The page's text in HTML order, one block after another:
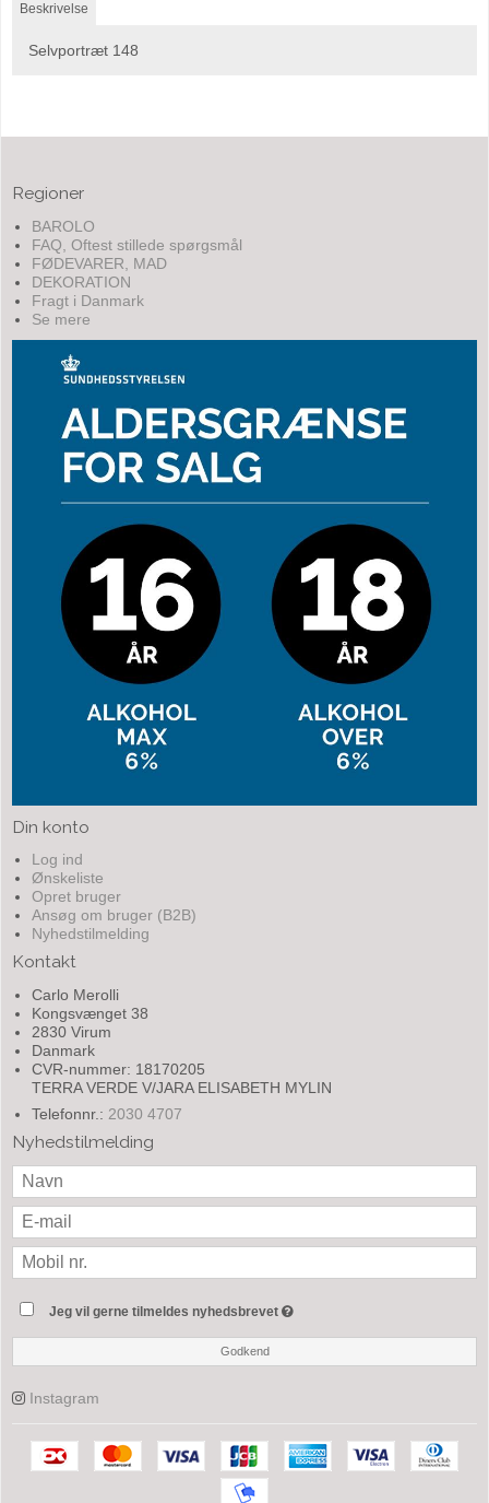
Beskrivelse
Selvportræt 148
Regioner
BAROLO
FAQ, Oftest stillede spørgsmål
FØDEVARER, MAD
DEKORATION
Fragt i Danmark
Se mere
Din konto
Log ind
Ønskeliste
Opret bruger
Ansøg om bruger (B2B)
Nyhedstilmelding
Kontakt
Carlo Merolli
Kongsvænget 38
2830 Virum
Danmark
CVR-nummer: 18170205
TERRA VERDE V/JARA ELISABETH MYLIN
Telefonnr.: 2030 4707
Nyhedstilmelding
Jeg vil gerne tilmeldes nyhedsbrevet
Godkend
Instagram